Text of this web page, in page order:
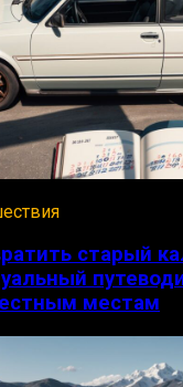
старый
местам